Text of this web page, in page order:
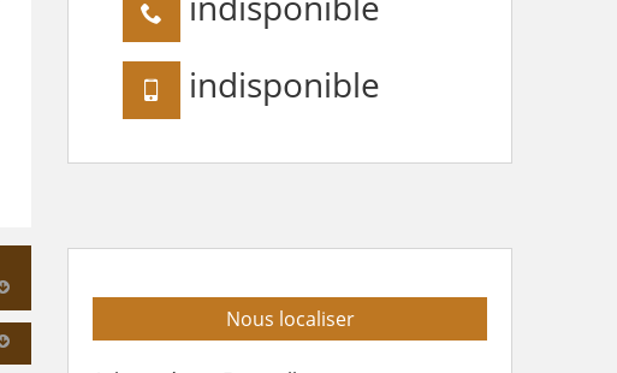
indisponible
Nous localiser